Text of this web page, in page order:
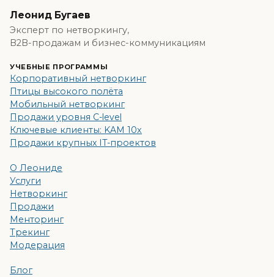
Леонид Бугаев
Эксперт по нетворкингу,
B2B-продажам и бизнес-коммуникациям
УЧЕБНЫЕ ПРОГРАММЫ
Корпоративный нетворкинг
Птицы высокого полёта
Мобильный нетворкинг
Продажи уровня C-level
Ключевые клиенты: KAM 10x
Продажи крупных IT-проектов
О Леониде
Услуги
Нетворкинг
Продажи
Менторинг
Трекинг
Модерация
Блог